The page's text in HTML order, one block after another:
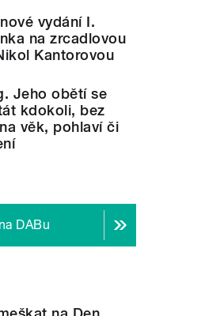
vydání I.
na zrcadlovou
Kantorovou
Jeho obětí se
kdokoli, bez
věk, pohlaví či
DABu